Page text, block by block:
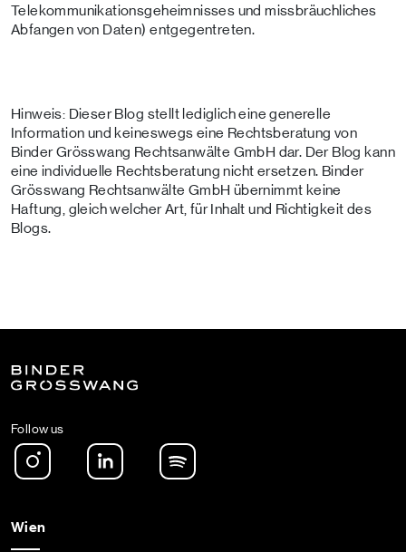
Telekommunikationsgeheimnisses und missbräuchliches
Abfangen von Daten) entgegentreten.
Hinweis: Dieser Blog stellt lediglich eine generelle
Information und keineswegs eine Rechtsberatung von
Binder Grösswang Rechtsanwälte GmbH dar. Der Blog kann
eine individuelle Rechtsberatung nicht ersetzen. Binder
Grösswang Rechtsanwälte GmbH übernimmt keine
Haftung, gleich welcher Art, für Inhalt und Richtigkeit des
Blogs.
Follow us
Instagram LinkedIn
Wien